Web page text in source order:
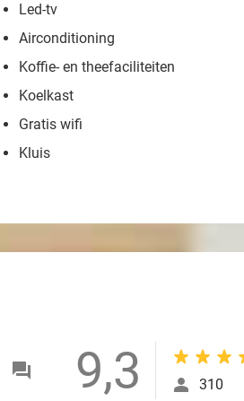
Led-tv
Airconditioning
Koffie- en theefaciliteiten
Koelkast
Gratis wifi
Kluis
9,3 310